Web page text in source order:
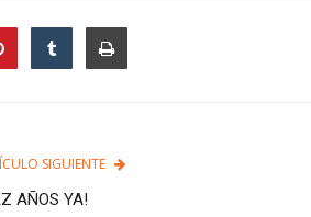
SIGUIENTE
AÑOS YA!